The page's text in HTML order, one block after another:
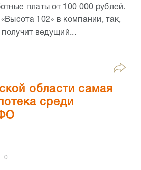
платы от 100 000 рублей.
102» в компании, так,
ведущий...
области самая
среди
0